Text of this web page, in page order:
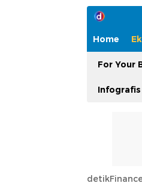
Home
For Your
Infografis